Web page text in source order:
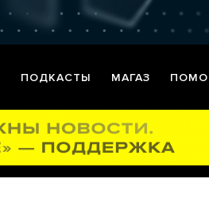
ПОДКАСТЫ МАГАЗ